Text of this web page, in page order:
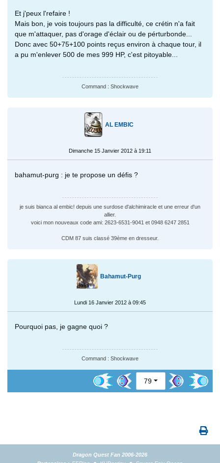
Et j'peux l'refaire !
Mais bon, je vois toujours pas la difficulté, ce crétin n'a fait
que m'attaquer, pas d'orage d'éclair ou de pérturbonde...
Donc avec 50+75+100 points reçus environ à chaque tour, il
a pu m'enlever 500 de mes 999 HP, c'est pitoyable...
Command : Shockwave
AL EMBIC
Dimanche 15 Janvier 2012 à 19:11
bahamut-purg : je te propose un défis ?
je suis bianca al embic! depuis une surdose d'alchimiracle et une erreur d'un
allier.
voici mon nouveaux code ami: 2623-6531-9041 et 0948 6247 2851
CDM 87 suis classé 39ème en dresseur.
Bahamut-Purg
Lundi 16 Janvier 2012 à 09:45
Pourquoi pas, je gagne quoi ?
Command : Shockwave
79
Dragon Quest Fan 2006-2026